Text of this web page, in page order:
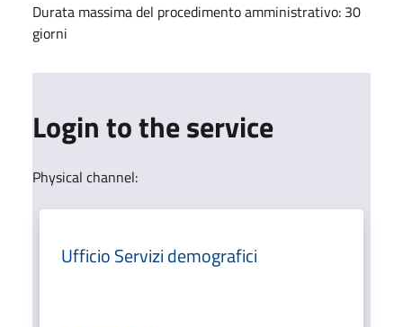
Durata massima del procedimento amministrativo: 30
giorni
Login to the service
Physical channel:
Ufficio Servizi demografici